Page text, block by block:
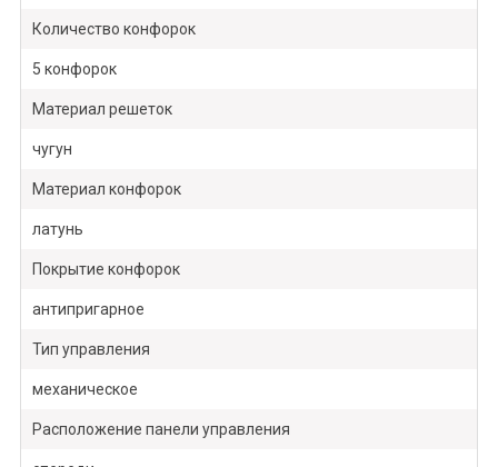
Количество конфорок
5 конфорок
Материал решеток
чугун
Материал конфорок
латунь
Покрытие конфорок
антипригарное
Тип управления
механическое
Расположение панели управления